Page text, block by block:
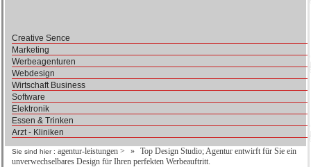
Creative Sence
Marketing
Werbeagenturen
Webdesign
Wirtschaft Business
Software
Elektronik
Essen & Trinken
Arzt - Kliniken
Sie sind hier : agentur-leistungen >
Top Design Studio; Agentur entwirft für Sie ein
unverwechselbares Design für Ihren perfekten Werbeauftritt.